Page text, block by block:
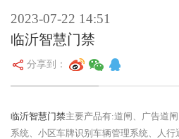
2023-07-22 14:51
临沂智慧门禁
分享到：
临沂智慧门禁主要产品有:道闸、广告道
系统、小区车牌识别车辆管理系统、人